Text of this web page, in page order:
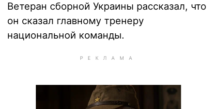
Ветеран сборной Украины рассказал, что
он сказал главному тренеру
национальной команды.